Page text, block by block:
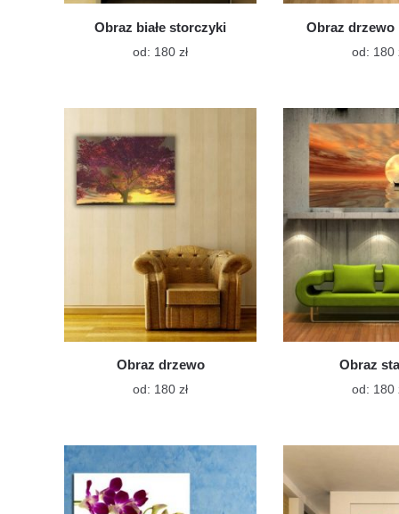
Obraz białe storczyki
od: 180 złTen
wiele
produktu
Obraz drzewo
od: 180
Obraz drzewo
od: 180 złTen
wiele
wariantów.
Opcje
można
Obraz
od: 180